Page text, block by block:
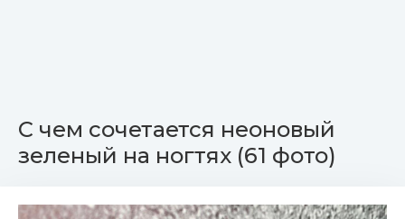
С чем сочетается неоновый
зеленый на ногтях (61 фото)